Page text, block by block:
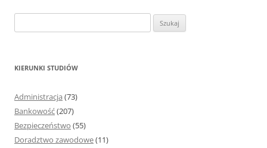
z
KIERUNKI STUDIÓW
Administracja (73)
Bankowość(207)
Bezpieczeństwo (55)
Doradztwo zawodowe(11)